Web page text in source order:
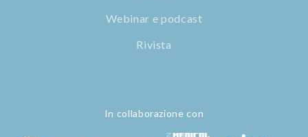
Webinar e podcast
Rivista
In collaborazione con